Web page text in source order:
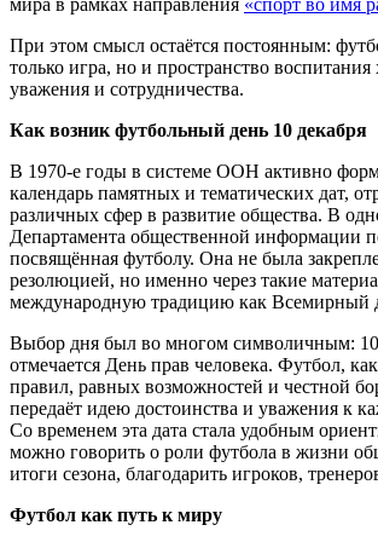
мира в рамках направления «спорт во имя
При этом смысл остаётся постоянным:
только игра, но и пространство воспитания
уважения и сотрудничества.
Как возник футбольный день 10 декабря
В 1970-е годы в системе ООН активно
календарь памятных и тематических дат,
различных сфер в развитие общества. В
Департамента общественной информации
посвящённая футболу. Она не была
резолюцией, но именно через такие
международную традицию как Всемирный
Выбор дня был во многом символичным: 10
отмечается День прав человека. Футбол,
правил, равных возможностей и честной
передаёт идею достоинства и уважения к
Со временем эта дата стала удобным
можно говорить о роли футбола в жизни
итоги сезона, благодарить игроков,
Футбол как путь к миру